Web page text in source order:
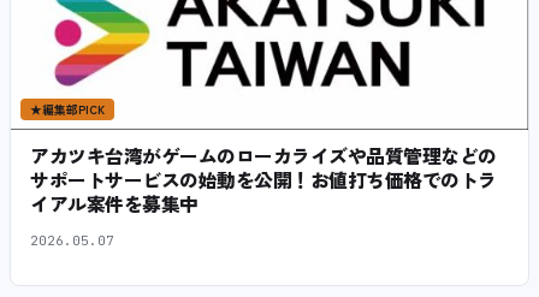
★編集部PICK
アカツキ台湾がゲームのローカライズや品質管理などの
サポートサービスの始動を公開！お値打ち価格でのトラ
イアル案件を募集中
2026.05.07